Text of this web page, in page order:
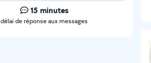
15 minutes
délai de réponse aux messages